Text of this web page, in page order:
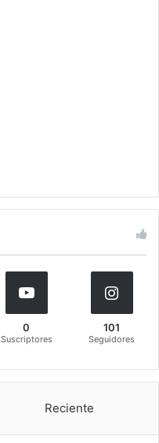
0
Suscriptores
101
Seguidores
Reciente